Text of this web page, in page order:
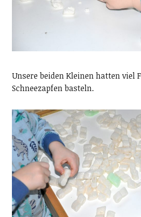
Unsere beiden Kleinen hatten viel
Schneezapfen basteln.